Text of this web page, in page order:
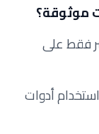
موثوقة؟
فقط على
أدوات